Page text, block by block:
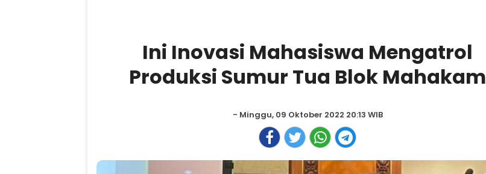
Ini Inovasi Mahasiswa Mengatrol
Produksi Sumur Tua Blok Mahakam
- Minggu, 09 Oktober 2022 20:13 WIB